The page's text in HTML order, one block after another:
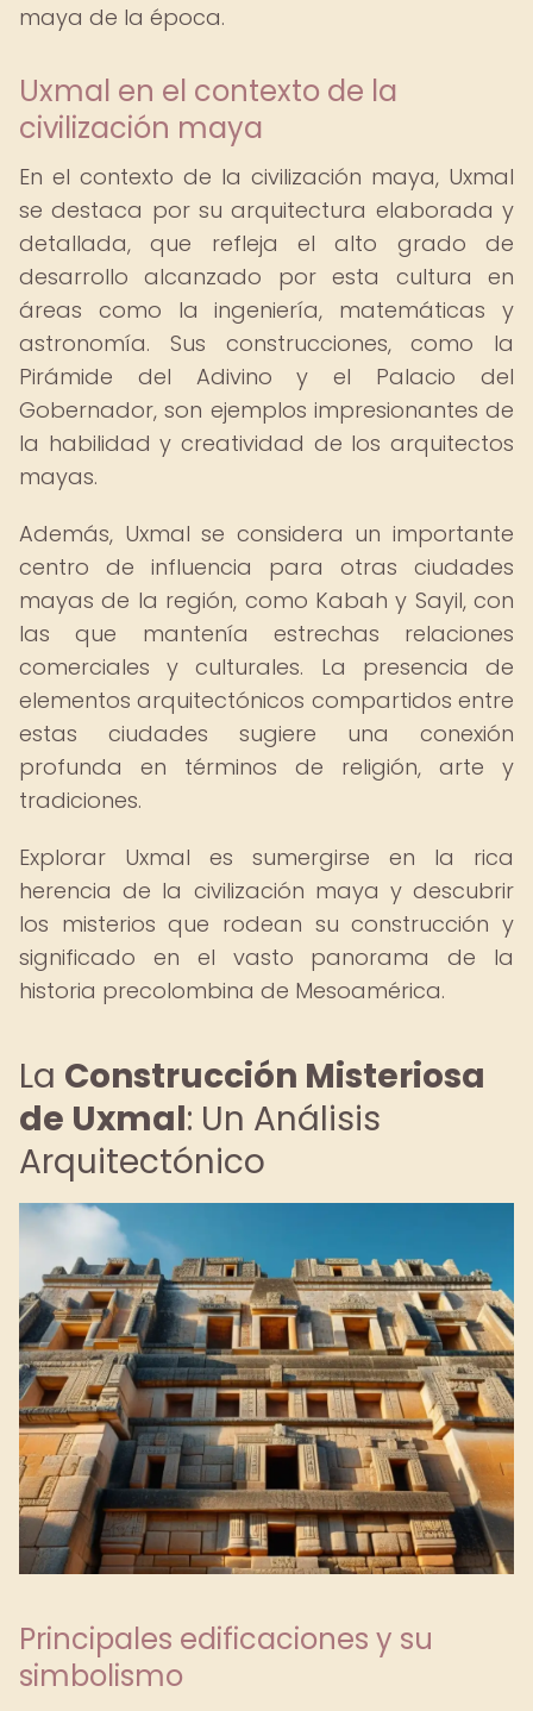
maya de la época.
Uxmal en el contexto de la
civilización maya
En el contexto de la civilización maya, Uxmal
se destaca por su arquitectura elaborada y
detallada, que refleja el alto grado de
desarrollo alcanzado por esta cultura en
áreas como la ingeniería, matemáticas y
astronomía. Sus construcciones, como la
Pirámide del Adivino y el Palacio del
Gobernador, son ejemplos impresionantes de
la habilidad y creatividad de los arquitectos
mayas.
Además, Uxmal se considera un importante
centro de influencia para otras ciudades
mayas de la región, como Kabah y Sayil, con
las que mantenía estrechas relaciones
comerciales y culturales. La presencia de
elementos arquitectónicos compartidos entre
estas ciudades sugiere una conexión
profunda en términos de religión, arte y
tradiciones.
Explorar Uxmal es sumergirse en la rica
herencia de la civilización maya y descubrir
los misterios que rodean su construcción y
significado en el vasto panorama de la
historia precolombina de Mesoamérica.
La Construcción Misteriosa
de Uxmal: Un Análisis
Arquitectónico
Principales edificaciones y su
simbolismo